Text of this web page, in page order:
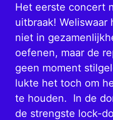
Het eerste concert
uitbraak!
niet in
oefenen, maar de
geen moment
lukte het toch om
te houden. In de
de strengste lock-